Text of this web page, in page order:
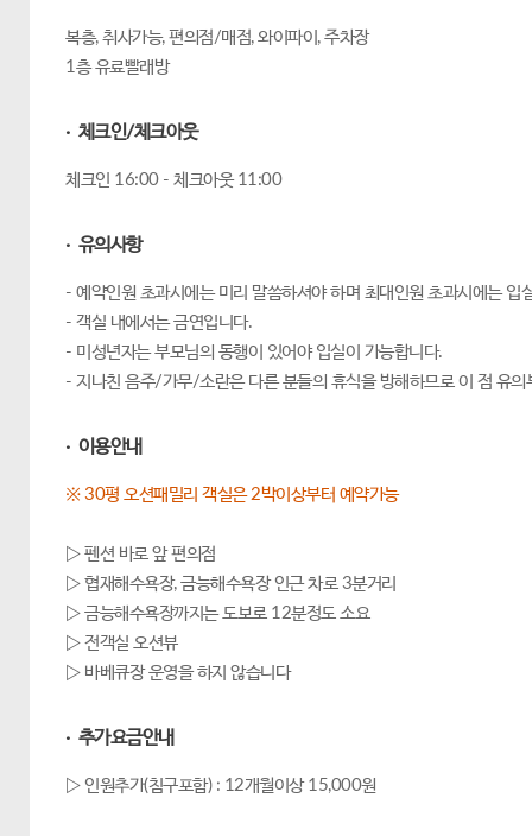
복층, 취사가능, 편의점/매점, 와이파이, 주차장
1층 유료빨래방
· 체크인/체크아웃
체크인 16:00 - 체크아웃 11:00
· 유의사항
- 예약인원 초과시에는 미리 말씀하셔야 하며 최대인원 초과시에는 입
- 객실 내에서는 금연입니다.
- 미성년자는 부모님의 동행이 있어야 입실이 가능합니다.
- 지나친 음주/가무/소란은 다른 분들의 휴식을 방해하므로 이 점 유의
· 이용안내
※ 30평 오션패밀리 객실은 2박이상부터 예약가능
▷ 펜션 바로 앞 편의점
▷ 협재해수욕장, 금능해수욕장 인근 차로 3분거리
▷ 금능해수욕장까지는 도보로 12분정도 소요
▷ 전객실 오션뷰
▷ 바베큐장 운영을 하지 않습니다
· 추가요금안내
▷ 인원추가(침구포함) : 12개월이상 15,000원